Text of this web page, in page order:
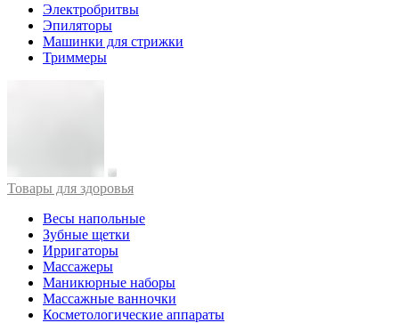
Электробритвы
Эпиляторы
Машинки для стрижки
Триммеры
Товары для здоровья
Весы напольные
Зубные щетки
Ирригаторы
Массажеры
Маникюрные наборы
Массажные ванночки
Косметологические аппараты